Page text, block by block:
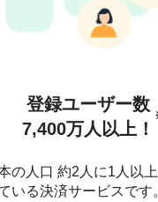
登録ユーザー数
7,400万人以上！
の人口 約2人に1人以
いる決済サービスです